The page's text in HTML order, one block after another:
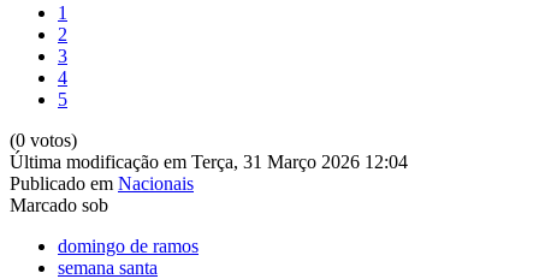
1
2
3
4
5
(0 votos)
Última modificação em Terça, 31 Março 2026 12:04
Publicado em Nacionais
Marcado sob
domingo de ramos
semana santa